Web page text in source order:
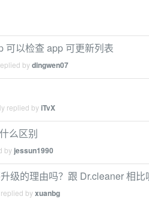
可以检查 app 可更新列表
bydingwen07
replied byiTvX
么区别
by jessun1990
级的理由吗？跟 Dr.cleaner 相比
byxuanbg